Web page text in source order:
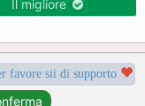
Il migliore
favore sii di supporto